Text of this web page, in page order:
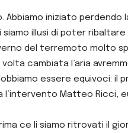
iniziato perdendo
illusi di poter
del terremoto molto
cambiata l’aria
essere equivoci: il
l’intervento Matteo Ricci,
ce li siamo ritrovati il